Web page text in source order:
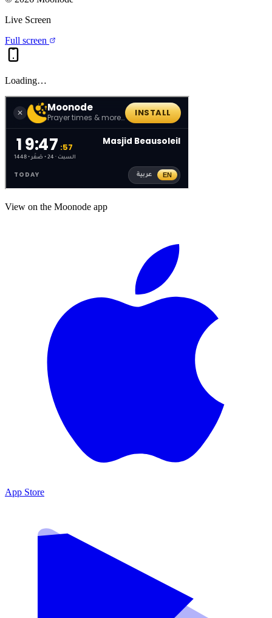
Live Screen
Full screen
Loading…
View on the Moonode app
App Store